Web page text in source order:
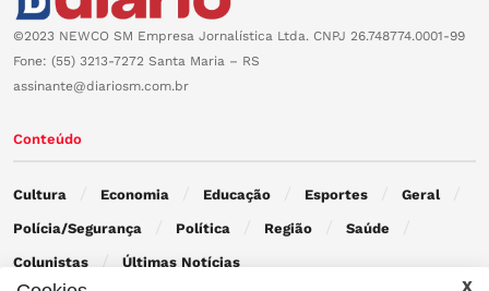
©2023 NEWCO SM Empresa Jornalística Ltda. CNPJ 26.748774.0001-99
Fone: (55) 3213-7272 Santa Maria – RS
assinante@diariosm.com.br
Conteúdo
Cultura Economia Educação Esportes Geral
Polícia/Segurança Política Região Saúde
Colunistas Últimas Notícias